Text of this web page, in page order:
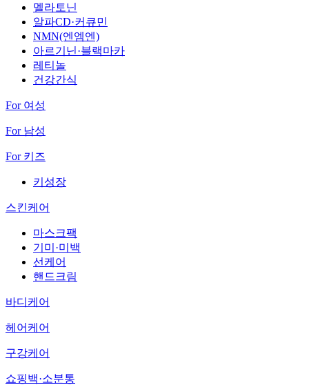
멜라토닌
알파CD·커큐민
NMN(엔엠엔)
아르기닌·블랙마카
레티놀
건강간식
For 여성
For 남성
For 키즈
키성장
스킨케어
마스크팩
기미·미백
선케어
핸드크림
바디케어
헤어케어
구강케어
쇼핑백·소분통